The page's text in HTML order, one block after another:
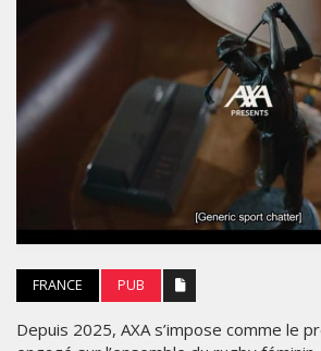
FRANCE PUB
Depuis 2025, AXA s’impose comme le